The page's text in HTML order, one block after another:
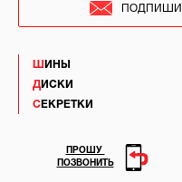
ШИНЫ
ДИСКИ
СЕКРЕТКИ
ПРОШУ
ПОЗВОНИТЬ